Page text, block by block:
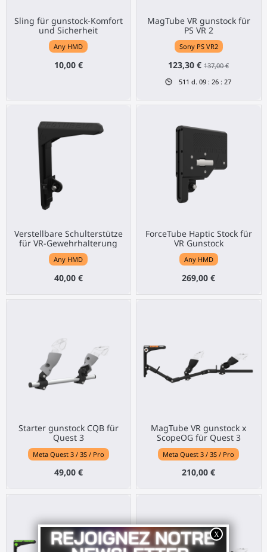
Sling für gunstock-Komfort
und Sicherheit
Any HMD
10,00 €
MagTube VR gunstock für
PS VR 2
Sony PS VR2
123,30 €137,00 €
511 d. 09 :26 :27
Verstellbare Schulterstütze
für VR-Gewehrhalterung
Any HMD
40,00 €
ForceTube Haptic Stock für
VR Gunstock
Any HMD
269,00 €
Starter gunstock CQB für
Quest 3
Meta Quest 3 / 3S / Pro
49,00 €
MagTube VR gunstock x
ScopeOG für Quest 3
Meta Quest 3 / 3S / Pro
210,00 €